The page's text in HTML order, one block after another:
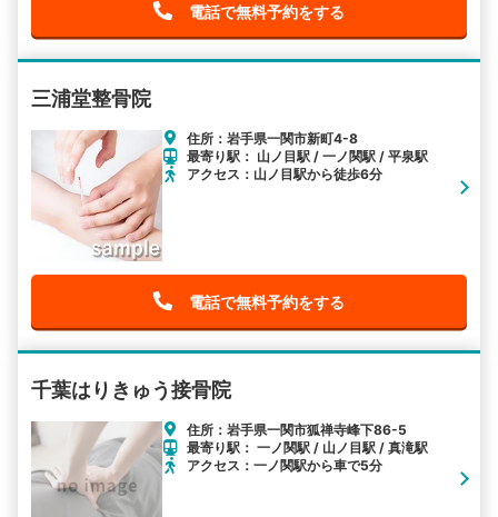
電話で無料予約をする
三浦堂整骨院
住所：岩手県一関市新町4-8
最寄り駅： 山ノ目駅 / 一ノ関駅 / 平泉駅
アクセス：山ノ目駅から徒歩6分
電話で無料予約をする
千葉はりきゅう接骨院
住所：岩手県一関市狐禅寺峰下86-5
最寄り駅： 一ノ関駅 / 山ノ目駅 / 真滝駅
アクセス：一ノ関駅から車で5分